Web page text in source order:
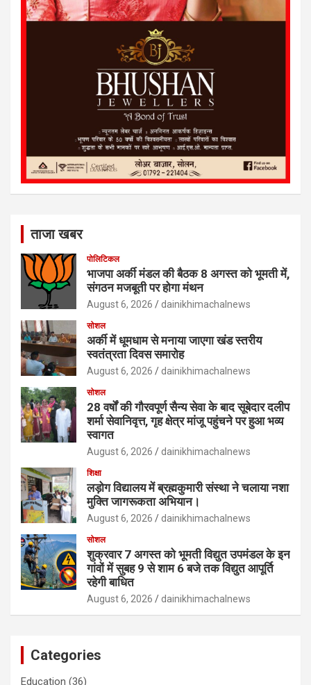
ताजा खबर
पोलिटिकल
भाजपा अर्की मंडल की बैठक 8 अगस्त को भूमती में,
संगठन मजबूती पर होगा मंथन
August 6, 2026 dainikhimachalnews
सोशल
अर्की में धूमधाम से मनाया जाएगा खंड स्तरीय
स्वतंत्रता दिवस समारोह
August 6, 2026 dainikhimachalnews
सोशल
28 वर्षों की गौरवपूर्ण सैन्य सेवा के बाद सूबेदार दलीप
शर्मा सेवानिवृत्त, गृह क्षेत्र मांजू पहुंचने पर हुआ भव्य
स्वागत
August 6, 2026 dainikhimachalnews
शिक्षा
लड़ोग विद्यालय में ब्रह्मकुमारी संस्था ने चलाया नशा
मुक्ति जागरूकता अभियान।
August 6, 2026 dainikhimachalnews
सोशल
शुक्रवार 7 अगस्त को भूमती विद्युत उपमंडल के इन
गांवों में सुबह 9 से शाम 6 बजे तक विद्युत आपूर्ति
रहेगी बाधित
August 6, 2026 dainikhimachalnews
Categories
Education (36)